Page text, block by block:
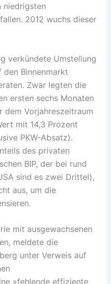
niedrigsten
2012 wuchs dieser
verkündete Umstellung
den Binnenmarkt
Zwar legten die
ersten sechs Monaten
dem Vorjahreszeitraum
mit 14,3 Prozent
PKW-Absatz).
des privaten
BIP, der bei rund
sind es zwei Drittel),
aus, um die
mit ausgewachsenen
meldete die
unter Verweis auf
»fehlende effiziente